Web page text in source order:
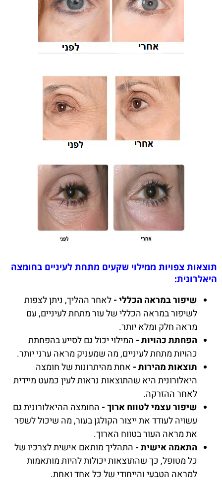
תוצאות צפויות ממילוי שקעים מתחת לעיניים בחומצה
היאלרונית:
שיפור במראה הכללי -לאחר ההליך, ניתן לצפות
לשיפור במראה הכללי של עור מתחת לעיניים, עם
מראה חלק ומלא יותר.
הפחתת כהויות - המילוי יכול גם לסייע בהפחתת
כהויות מתחת לעיניים, מה שמעניק מראה ערני יותר.
תוצאות מהירות - אחת מהיתרונות של חומצה
היאלורונית היא שהתוצאות נראות לעין כמעט מיידית
לאחר ההזרקה.
שיפור עצמי לטווח ארוך - החומצה ההיאלורונית גם
עשויה לעודד את ייצור הקולגן בעור, מה שיכול לשפר
את מראה העור בטווח הארוך.
התאמה אישית - התהליך מותאם אישית לצרכיו של
כל מטופל, כך שהתוצאות יכולות להיות מותאמות
למראה הטבעי והייחודי של כל אחד ואחת.